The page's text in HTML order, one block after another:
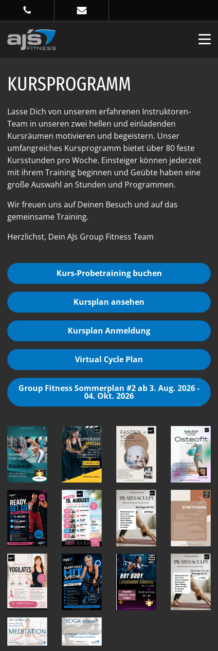
KURSPROGRAMM
Lasse Dich von unserem erfahrenen Instruktoren-
Team in unseren zwei hellen und einladenden
Kursräumen motivieren und begeistern. Unser
umfangreiches Kursprogramm bietet über 80 feste
Kursstunden pro Woche. Einsteiger können jederzeit
mit ihrem Training beginnen und Geübte haben eine
große Auswahl an Stunden und Programmen.
Wir freuen uns auf Deinen Besuch und auf das
gemeinsame Training.
Herzlichst, Dein AJs Group Fitness Team
Kurs-Probetraining buchen
Kursplan ansehen
Kursplan Anmeldung
Virtual Cycle Plan
Group Fitness Sommerplan #2 ab 3. Aug. 2026 -
04. Okt. 2026